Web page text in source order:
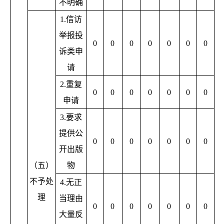
不明确
（五）
不予处
理
1.信访
举报投
诉类申
请
0 0 0 0 0 0 0
2.重复
申请
0 0 0 0 0 0 0
3.要求
提供公
开出版
物
0 0 0 0 0 0 0
4.无正
当理由
大量反
0 0 0 0 0 0 0